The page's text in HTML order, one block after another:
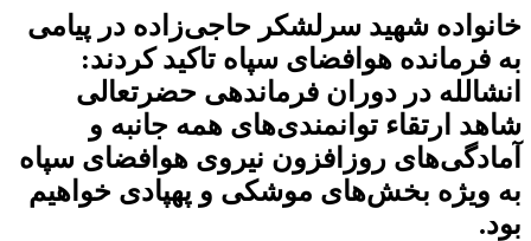
خانواده شهید سرلشکر حاجی‌زاده در پیامی
به فرمانده هوافضای سپاه تاکید کردند:
انشالله در دوران فرماندهی حضرتعالی
شاهد ارتقاء توانمندی‌های همه جانبه و
آمادگی‌های روزافزون نیروی هوافضای سپاه
به ویژه بخش‌های موشکی و پهپادی خواهیم
بود.